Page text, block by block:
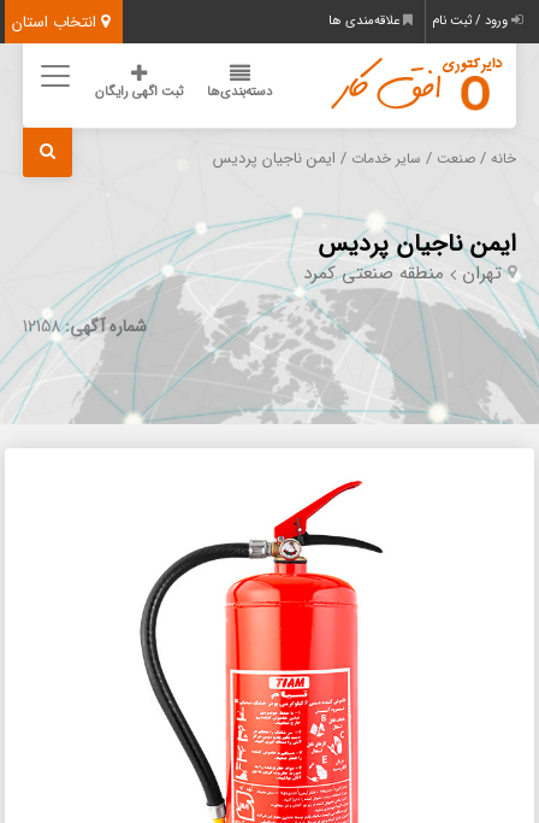
انتخاب استان ورود / ثبت نام علاقه‌مندی ها
دسته‌بندی‌ها ثبت اگهی رایگان
خانه /صنعت / سایر خدمات / ایمن ناجیان پردیس
ایمن ناجیان پردیس
تهران منطقه صنعتی کمرد
شماره آگهی:12158